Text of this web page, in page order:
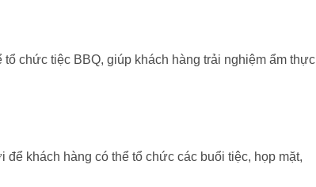
chức tiệc BBQ, giúp khách hàng trải nghiệm ẩm thực
để khách hàng có thể tổ chức các buổi tiệc, họp mặt,